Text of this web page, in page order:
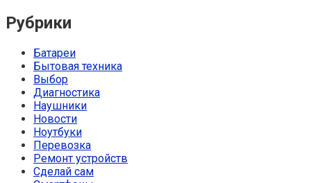
Рубрики
Батареи
Бытовая техника
Выбор
Диагностика
Наушники
Новости
Ноутбуки
Перевозка
Ремонт устройств
Сделай сам